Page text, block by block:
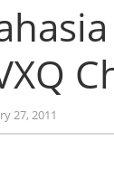
27, 2011